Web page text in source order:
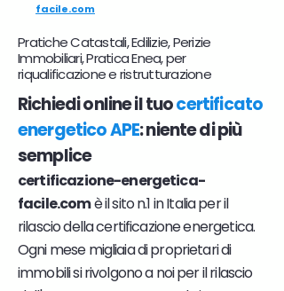
facile.com
Pratiche Catastali, Edilizie, Perizie
Immobiliari, Pratica Enea, per
riqualificazione e ristrutturazione
Richiedi online il tuocertificato
energetico APE: niente di più
semplice
certificazione-energetica-
facile.comè il sito n.1 in Italia per il
rilascio della certificazione energetica.
Ogni mese migliaia di proprietari di
immobili si rivolgono a noi per il rilascio